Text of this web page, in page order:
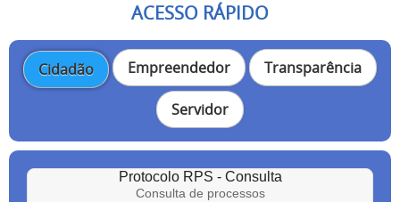
ACESSO RÁPIDO
Cidadão Empreendedor Transparência
Servidor
Protocolo RPS - Consulta
Consulta de processos